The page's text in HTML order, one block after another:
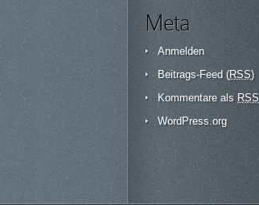
Meta
Anmelden
Beitrags-Feed (RSS)
Kommentare als RSS
WordPress.org